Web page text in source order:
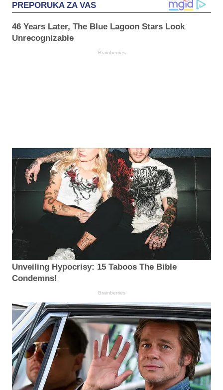
PREPORUKA ZA VAS
46 Years Later, The Blue Lagoon Stars Look
Unrecognizable
Brainberries
Unveiling Hypocrisy: 15 Taboos The Bible
Condemns!
Brainberries